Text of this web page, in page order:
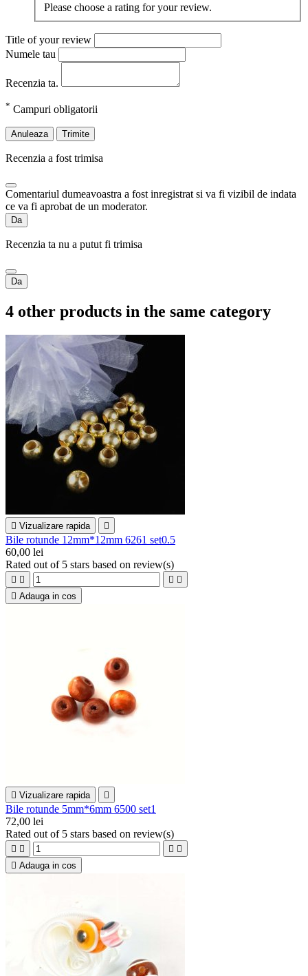
Please choose a rating for your review.
Title of your review
Numele tau
Recenzia ta.
* Campuri obligatorii
Anuleaza Trimite
Recenzia a fost trimisa
Comentariul dumeavoastra a fost inregistrat si va fi vizibil de indata
ce va fi aprobat de un moderator.
Da
Recenzia ta nu a putut fi trimisa
Da
4 other products in the same category
 Vizualizare rapida 
Bile rotunde 12mm*12mm 6261 set0.5
60,00 lei
Rated out of 5 stars based on review(s)
   
 Adauga in cos
 Vizualizare rapida 
Bile rotunde 5mm*6mm 6500 set1
72,00 lei
Rated out of 5 stars based on review(s)
   
 Adauga in cos